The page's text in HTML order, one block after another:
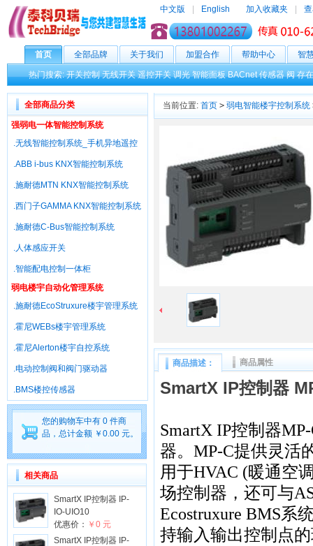
中文版 English 加入收藏夹
首页 全部品牌 关于我们 加盟合作 帮助中心 智
热门搜索:开关控制 无线开关 遥控开关 调光 智能面板 BACnet 传感器 阀 存
全部商品分类
强弱电一体智能控制系统
.无线智能控制系统_手机异地遥控
.ABB i-bus KNX智能控制系统
.施耐德MTN KNX智能控制系统
.西门子GAMMA KNX智能控制系统
.施耐德C-Bus智能控制系统
.人体感应开关
.智能配电控制一体柜
弱电楼宇自动化管理系统
.施耐德EcoStruxure楼宇管理系统
.霍尼WEBs楼宇管理系统
.霍尼Alerton楼宇自控系统
.电动控制阀和阀门驱动器
.BMS楼控传感器
您的购物车中有 0 件商
品，总计金额 ￥0.00 元。
相关商品
SmartX IP控制器 IP-
IO-UIO10
优惠价： ￥0 元
SmartX IP控制器 IP-
当前位置: 首页 > 弱电智能楼宇控制系统
商品描述： 商品属性
SmartX IP控制器
SmartX IP控制器
器。 MP-C提供灵活
用于HVAC (暖通空
场控制器，还可与
Ecostruxure BMS系
持输入输出控制点